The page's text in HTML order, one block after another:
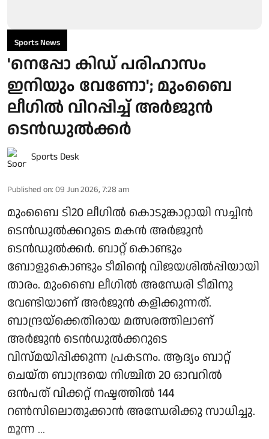
Sports News
'നെപ്പോ കിഡ് പരിഹാസം
ഇനിയും വേണോ'; മുംബൈ
ലീഗിൽ വിറപ്പിച്ച് അർജുൻ
ടെൻഡുൽക്കർ
Sports Desk
Published on: 09 Jun 2026, 7:28 am
മുംബൈ ടി20 ലീഗിൽ കൊടുങ്കാറ്റായി സച്ചിൻ
ടെൻഡുൽക്കറുടെ മകൻ അർജുൻ
ടെൻഡുൽക്കർ. ബാറ്റ് കൊണ്ടും
ബോളുകൊണ്ടും ടീമിന്റെ വിജയശിൽപ്പിയായി
താരം. മുംബൈ ലീഗിൽ അന്ധേരി ടീമിനു
വേണ്ടിയാണ് അർജുൻ കളിക്കുന്നത്.
ബാന്ദ്രയ്‌ക്കെതിരായ മത്സരത്തിലാണ്
അർജുൻ ടെൻഡുൽക്കറുടെ
വിസ്മയിപ്പിക്കുന്ന പ്രകടനം. ആദ്യം ബാറ്റ്
ചെയ്ത ബാന്ദ്രയെ നിശ്ചിത 20 ഓവറിൽ
ഒൻപത് വിക്കറ്റ് നഷ്ടത്തിൽ 144
റൺസിലൊതുക്കാൻ അന്ധേരിക്കു സാധിച്ചു.
മൂന്ന ...